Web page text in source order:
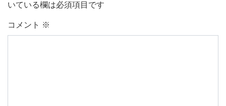
いている欄は必須項目です
コメント ※